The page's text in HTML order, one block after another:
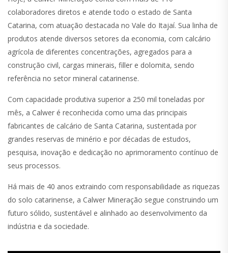
colaboradores diretos e atende todo o estado de Santa
Catarina, com atuação destacada no Vale do Itajaí. Sua linha de
produtos atende diversos setores da economia, com calcário
agrícola de diferentes concentrações, agregados para a
construção civil, cargas minerais, filler e dolomita, sendo
referência no setor mineral catarinense.
Com capacidade produtiva superior a 250 mil toneladas por
mês, a Calwer é reconhecida como uma das principais
fabricantes de calcário de Santa Catarina, sustentada por
grandes reservas de minério e por décadas de estudos,
pesquisa, inovação e dedicação no aprimoramento contínuo de
seus processos.
Há mais de 40 anos extraindo com responsabilidade as riquezas
do solo catarinense, a Calwer Mineração segue construindo um
futuro sólido, sustentável e alinhado ao desenvolvimento da
indústria e da sociedade.